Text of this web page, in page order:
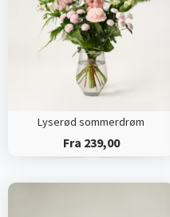
Lyserød sommerdrøm
Fra 239,00